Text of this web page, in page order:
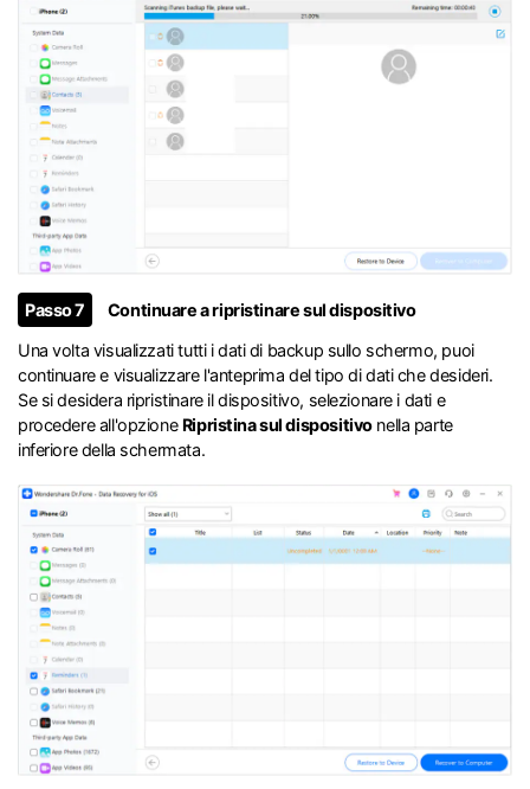
Passo 7
Continuare a ripristinare sul dispositivo
Una volta visualizzati tutti i dati di backup sullo schermo, puoi
continuare e visualizzare l'anteprima del tipo di dati che desideri.
Se si desidera ripristinare il dispositivo, selezionare i dati e
procedere all'opzione Ripristina sul dispositivonella parte
inferiore della schermata.